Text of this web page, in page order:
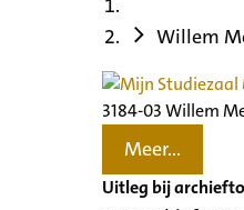
Willem
3184-03 Willem
Meer...
Uitleg bij